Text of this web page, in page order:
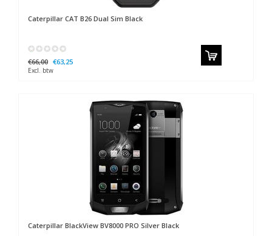
Caterpillar CAT B26 Dual Sim Black
€66,00 €63,25
Excl. btw
Caterpillar BlackView BV8000 PRO Silver Black